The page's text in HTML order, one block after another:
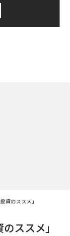
資のススメ」
ススメ」